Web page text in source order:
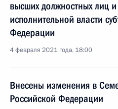
высших должностных лиц
исполнительной власти
Федерации
4 февраля 2021 года, 18:00
Внесены изменения в
Российской Федерации